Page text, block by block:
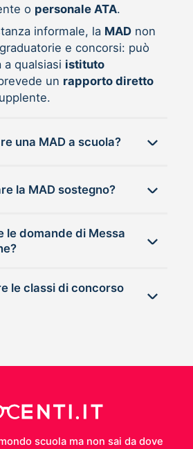
o personale ATA.
informale, la MADnon
e concorsi: può
a qualsiasi istituto
un rapporto diretto
Chi può inviare una MAD a scuola?
la MAD sostegno?
le domande di Messa
di concorso
scuola ma non sai da dove